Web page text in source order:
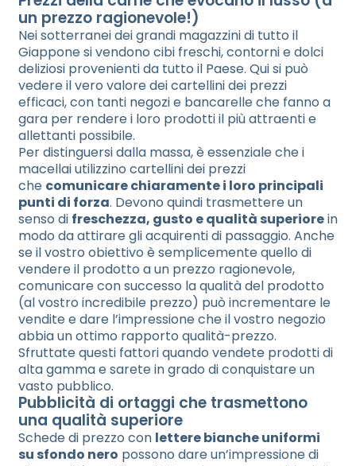
un prezzo ragionevole!)
Nei sotterranei dei grandi magazzini di tutto il
Giappone si vendono cibi freschi, contorni e dolci
deliziosi provenienti da tutto il Paese. Qui si può
vedere il vero valore dei cartellini dei prezzi
efficaci, con tanti negozi e bancarelle che fanno a
gara per rendere i loro prodotti il più attraenti e
allettanti possibile.
Per distinguersi dalla massa, è essenziale che i
macellai utilizzino cartellini dei prezzi
che comunicare chiaramente i loro principali
punti di forza. Devono quindi trasmettere un
senso di freschezza, gusto e qualità superiorein
modo da attirare gli acquirenti di passaggio. Anche
se il vostro obiettivo è semplicemente quello di
vendere il prodotto a un prezzo ragionevole,
comunicare con successo la qualità del prodotto
(al vostro incredibile prezzo) può incrementare le
vendite e dare l’impressione che il vostro negozio
abbia un ottimo rapporto qualità-prezzo.
Sfruttate questi fattori quando vendete prodotti di
alta gamma e sarete in grado di conquistare un
vasto pubblico.
Pubblicità di ortaggi che trasmettono
una qualità superiore
Schede di prezzo con lettere bianche uniformi
su sfondo nero possono dare un’impressione di